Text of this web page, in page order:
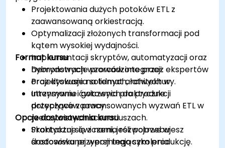
Projektowania dużych potoków ETL z
zaawansowaną orkiestracją.
Optymalizacji złożonych transformacji pod
kątem wysokiej wydajności.
Implementacji skryptów, automatyzacji oraz
hybrydowych wzorców integracji.
Projektowania solidnych, łatwych w
utrzymaniu i gotowych do produkcji
przepływów pracy.
Format kursu
Demonstracje prowadzone przez ekspertów
oraz dyskusje na temat architektury.
Intensywne ćwiczenia praktyczne
dotyczące zaawansowanych wyzwań ETL w
rzeczywistych scenariuszach.
Praktyczne ćwiczenia rozwojowe w
środowisku przypominającym produkcję.
Opcje dostosowania kursu
Skontaktuj się z nami, jeśli potrzebujesz
dostosowanej wersji tego szkolenia.